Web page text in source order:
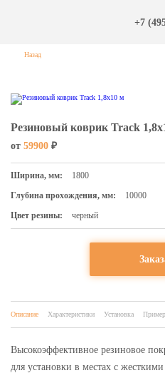
+7
Назад
Резиновый коврик Track
от 59900 ₽
Ширина, мм:
1800
Глубина прохождения, мм:
10000
Цвет резины:
черный
Описание Характеристики Установка
Высокоэффективное резиновое
для установки в местах с